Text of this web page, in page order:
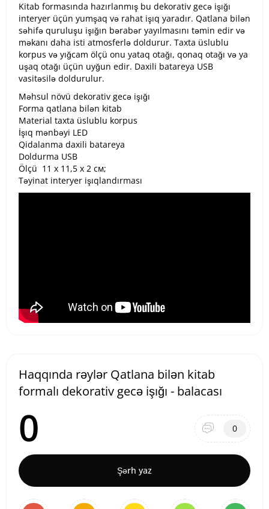
Kitab formasında hazırlanmış bu dekorativ gecə işığı
interyer üçün yumşaq və rahat işıq yaradır. Qatlana bilən
səhifə quruluşu işığın bərabər yayılmasını təmin edir və
məkanı daha isti atmosferlə doldurur. Taxta üslublu
korpus və yığcam ölçü onu yataq otağı, qonaq otağı və ya
uşaq otağı üçün uyğun edir. Daxili batareya USB
vasitəsilə doldurulur.
Məhsul növü dekorativ gecə işığı
Forma qatlana bilən kitab
Material taxta üslublu korpus
İşıq mənbəyi LED
Qidalanma daxili batareya
Doldurma USB
Ölçü 11 x 11,5 x 2 см;
Təyinat interyer işıqlandırması
Haqqında rəylər Qatlana bilən kitab
formalı dekorativ gecə işığı - balacası
0 0
Şərh yaz